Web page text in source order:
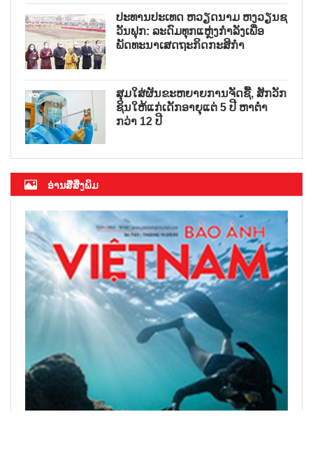
ປະທານປະເທດ ຫວຽດນາມ ຫງວຽນຊ
ວັນຟຸກ: ລະດົມທຸກແຫຼ່ງກຳລັງເພື່ອ
ພັດທະນາເສດຖະກິດກະສິກຳ
ສຸມໃສ່ຜັນຂະຫຍາຍການຈັດຊື້, ສັກວັກ
ຊິນໃຫ້ແກ່ເດັກອາຍຸແຕ່ 5 ປີ ຫາຕ່ຳ
ກວ່າ 12 ປີ
ອ່ານສື່ສິ່ງພິມ